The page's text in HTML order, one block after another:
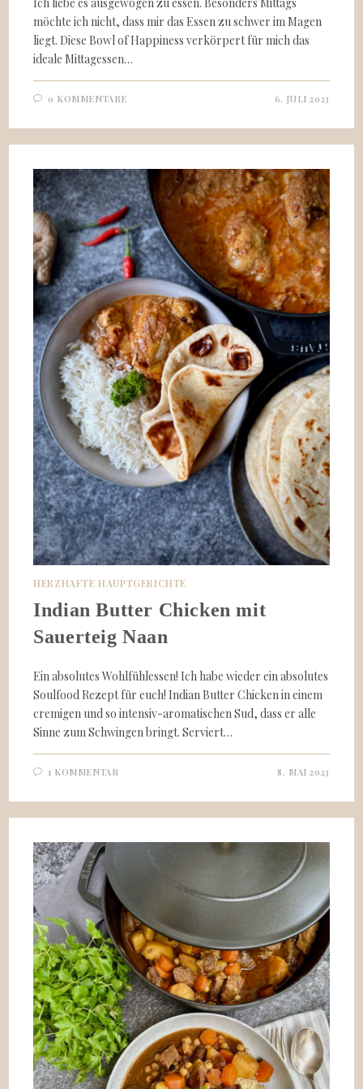
möchte ich nicht, dass mir das Essen zu schwer im Magen
liegt. Diese Bowl of Happiness verkörpert für mich das
ideale Mittagessen…
0 KOMMENTARE 6. JULI 2023
HERZHAFTE HAUPTGERICHTE
Indian Butter Chicken mit
Sauerteig Naan
Ein absolutes Wohlfühlessen! Ich habe wieder ein absolutes
Soulfood Rezept für euch! Indian Butter Chicken in einem
cremigen und so intensiv-aromatischen Sud, dass er alle
Sinne zum Schwingen bringt. Serviert…
1 KOMMENTAR 8. MAI 2023